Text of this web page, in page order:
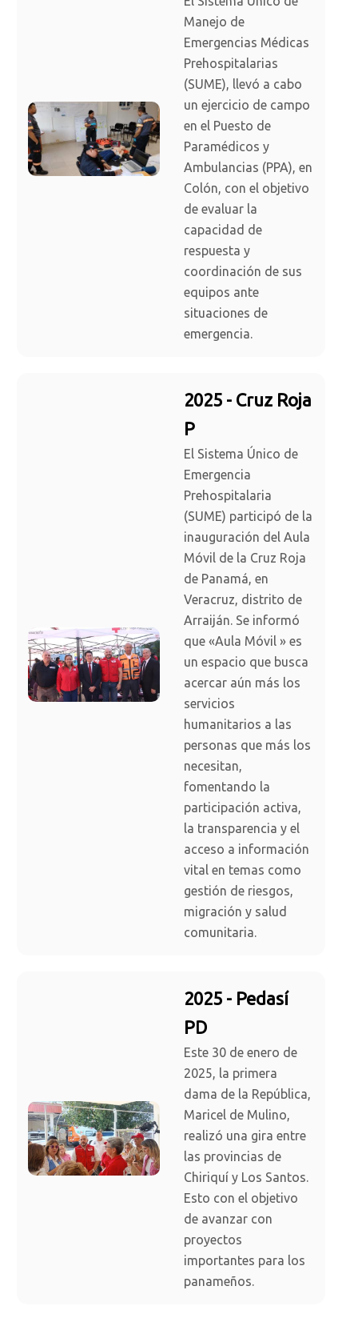
Manejo de
Emergencias Médicas
Prehospitalarias
(SUME), llevó a cabo
un ejercicio de campo
en el Puesto de
Paramédicos y
Ambulancias (PPA), en
Colón, con el objetivo
de evaluar la
capacidad de
respuesta y
coordinación de sus
equipos ante
situaciones de
emergencia.
2025 - Cruz Roja
P
El Sistema Único de
Emergencia
Prehospitalaria
(SUME) participó de la
inauguración del Aula
Móvil de la Cruz Roja
de Panamá, en
Veracruz, distrito de
Arraiján. Se informó
que «Aula Móvil » es
un espacio que busca
acercar aún más los
servicios
humanitarios a las
personas que más los
necesitan,
fomentando la
participación activa,
la transparencia y el
acceso a información
vital en temas como
gestión de riesgos,
migración y salud
comunitaria.
2025 - Pedasí
PD
Este 30 de enero de
2025, la primera
dama de la República,
Maricel de Mulino,
realizó una gira entre
las provincias de
Chiriquí y Los Santos.
Esto con el objetivo
de avanzar con
proyectos
importantes para los
panameños.